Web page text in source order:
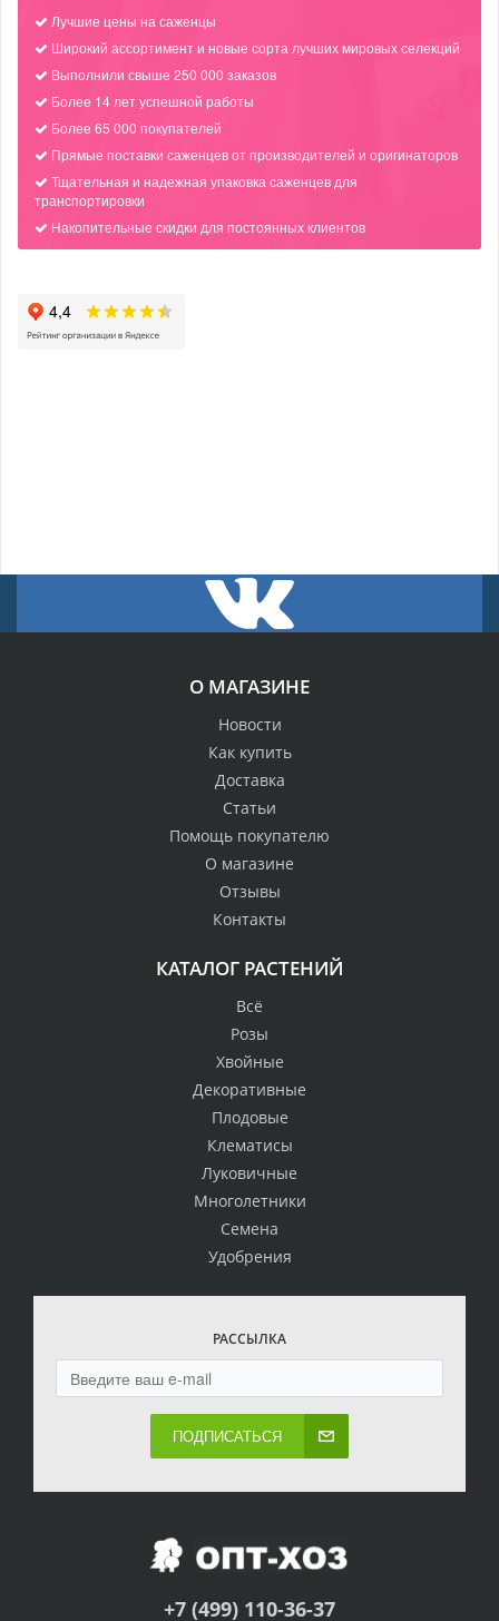
Лучшие цены на саженцы
Широкий ассортимент и новые сорта лучших мировых селекций
Выполнили свыше 250 000 заказов
Более 14 лет успешной работы
Более 65 000 покупателей
Прямые поставки саженцев от производителей и оригинаторов
Тщательная и надежная упаковка саженцев для
транспортировки
Накопительные скидки для постоянных клиентов
О МАГАЗИНЕ
Новости
Как купить
Доставка
Статьи
Помощь покупателю
О магазине
Отзывы
Контакты
КАТАЛОГ РАСТЕНИЙ
Всё
Розы
Хвойные
Декоративные
Плодовые
Клематисы
Луковичные
Многолетники
Семена
Удобрения
РАССЫЛКА
ПОДПИСАТЬСЯ
+7 (499) 110-36-37